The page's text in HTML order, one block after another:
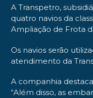
A Transpetro,
quatro navios da
Ampliação de Frota
Os navios serão
atendimento da
A companhia
“Além disso, as